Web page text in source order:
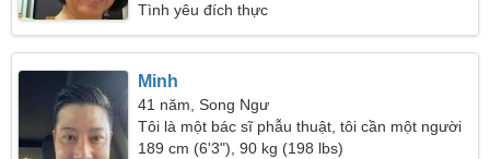
Tình yêu đích thực
Minh
41 năm, Song Ngư
Tôi là một bác sĩ phẫu thuật, tôi cần một người
phụ nữ khác thường
189 cm (6'3"), 90 kg (198 lbs)